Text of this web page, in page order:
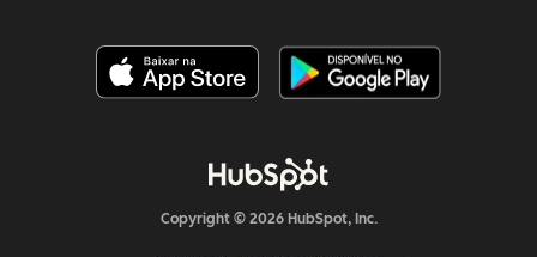
Copyright © 2026 HubSpot, Inc.